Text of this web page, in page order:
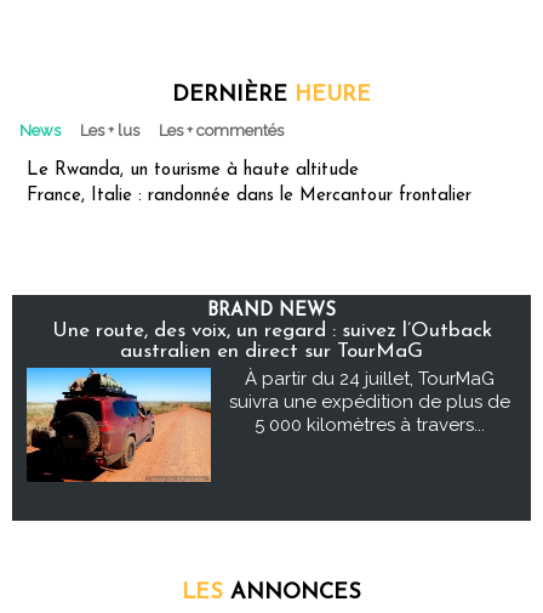
DERNIÈRE HEURE
News Les + lus Les + commentés
Le Rwanda, un tourisme à haute altitude
France, Italie : randonnée dans le Mercantour frontalier
BRAND NEWS
Une route, des voix, un regard : suivez l’Outback
australien en direct sur TourMaG
À partir du 24 juillet, TourMaG
suivra une expédition de plus de
5 000 kilomètres à travers...
LES ANNONCES